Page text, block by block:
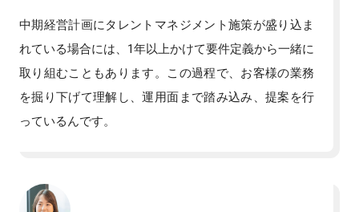
中期経営計画にタレントマネジメント施策が盛り込ま
れている場合には、1年以上かけて要件定義から一緒に
取り組むこともあります。この過程で、お客様の業務
を掘り下げて理解し、運用面まで踏み込み、提案を行
っているんです。